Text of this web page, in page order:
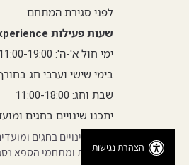
לפני סגירת המתחם
שעות פעילות Live Kitchen Experience
ימי חול א'-ה': 11:00-19:00
בימי שישי וערבי חג בחורף עד 15:00 בקיץ
שבת וחג: 11:00-18:00
יתכנו שינויים בחגים
יתכנו שינויים בחגים
הבריכות ומתחמי הספאהצהרת נגישות